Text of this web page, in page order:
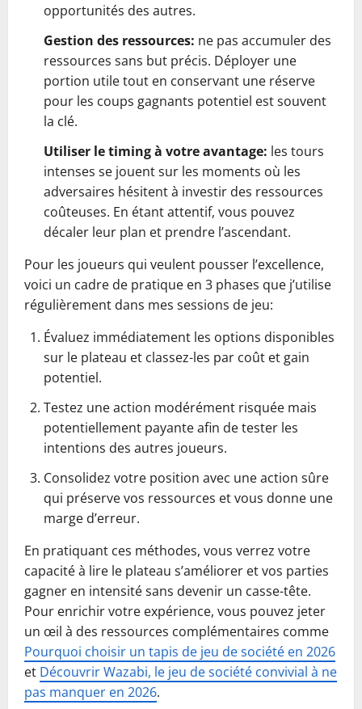
opportunités des autres.
Gestion des ressources: ne pas accumuler des
ressources sans but précis. Déployer une
portion utile tout en conservant une réserve
pour les coups gagnants potentiel est souvent
la clé.
Utiliser le timing à votre avantage: les tours
intenses se jouent sur les moments où les
adversaires hésitent à investir des ressources
coûteuses. En étant attentif, vous pouvez
décaler leur plan et prendre l’ascendant.
Pour les joueurs qui veulent pousser l’excellence,
voici un cadre de pratique en 3 phases que j’utilise
régulièrement dans mes sessions de jeu:
Évaluez immédiatement les options disponibles
sur le plateau et classez-les par coût et gain
potentiel.
Testez une action modérément risquée mais
potentiellement payante afin de tester les
intentions des autres joueurs.
Consolidez votre position avec une action sûre
qui préserve vos ressources et vous donne une
marge d’erreur.
En pratiquant ces méthodes, vous verrez votre
capacité à lire le plateau s’améliorer et vos parties
gagner en intensité sans devenir un casse-tête.
Pour enrichir votre expérience, vous pouvez jeter
un œil à des ressources complémentaires comme
Pourquoi choisir un tapis de jeu de société en 2026
et Découvrir Wazabi, le jeu de société convivial à ne
pas manquer en 2026.